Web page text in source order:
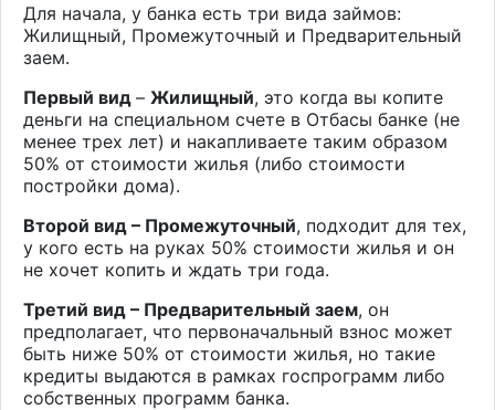
Для начала, у банка есть три вида займов:
Жилищный, Промежуточный и Предварительный
заем.
Первый вид – Жилищный, это когда вы копите
деньги на специальном счете в Отбасы банке (не
менее трех лет) и накапливаете таким образом
50% от стоимости жилья (либо стоимости
постройки дома).
Второй вид – Промежуточный, подходит для тех,
у кого есть на руках 50% стоимости жилья и он
не хочет копить и ждать три года.
Третий вид – Предварительный заем, он
предполагает, что первоначальный взнос может
быть ниже 50% от стоимости жилья, но такие
кредиты выдаются в рамках госпрограмм либо
собственных программ банка.